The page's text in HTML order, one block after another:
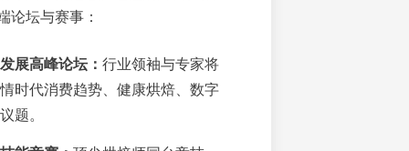
论坛与赛事：
展高峰论坛： 行业领袖与专家将
时代消费趋势、健康烘焙、数字
题。